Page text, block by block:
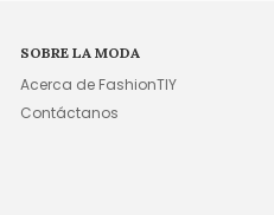
SOBRE LA MODA
Acerca de FashionTIY
Contáctanos